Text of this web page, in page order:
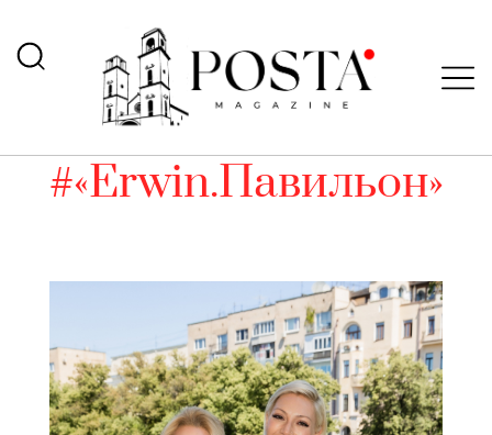
#«Erwin.Павильон»